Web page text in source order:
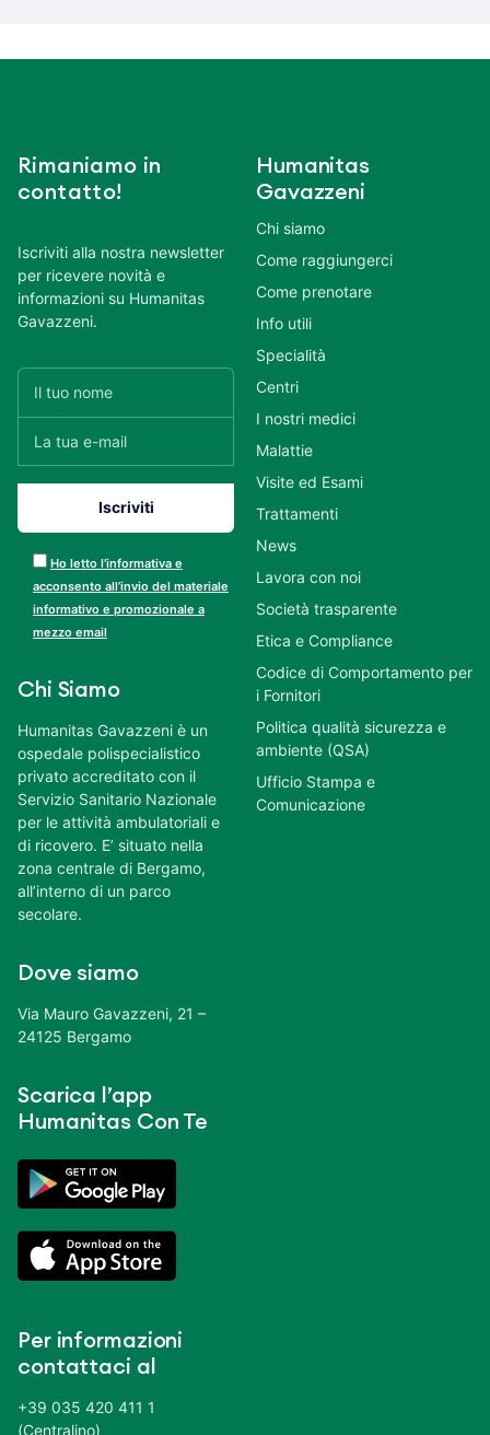
Rimaniamo in
contatto!
Iscriviti alla nostra newsletter
per ricevere novità e
informazioni su Humanitas
Gavazzeni.
Ho letto l’informativa e
acconsento all’invio del materiale
informativo e promozionale a
mezzo email
Chi Siamo
Humanitas Gavazzeni è un
ospedale polispecialistico
privato accreditato con il
Servizio Sanitario Nazionale
per le attività ambulatoriali e
di ricovero. E’ situato nella
zona centrale di Bergamo,
all’interno di un parco
secolare.
Dove siamo
Via Mauro Gavazzeni, 21 –
24125 Bergamo
Scarica l’app
Humanitas Con Te
Per informazioni
contattaci al
+39 035 420 411 1
(Centralino)
Humanitas
Gavazzeni
Chi siamo
Come raggiungerci
Come prenotare
Info utili
Specialità
Centri
I nostri medici
Malattie
Visite ed Esami
Trattamenti
News
Lavora con noi
Società trasparente
Etica e Compliance
Codice di Comportamento per
i Fornitori
Politica qualità sicurezza e
ambiente (QSA)
Ufficio Stampa e
Comunicazione